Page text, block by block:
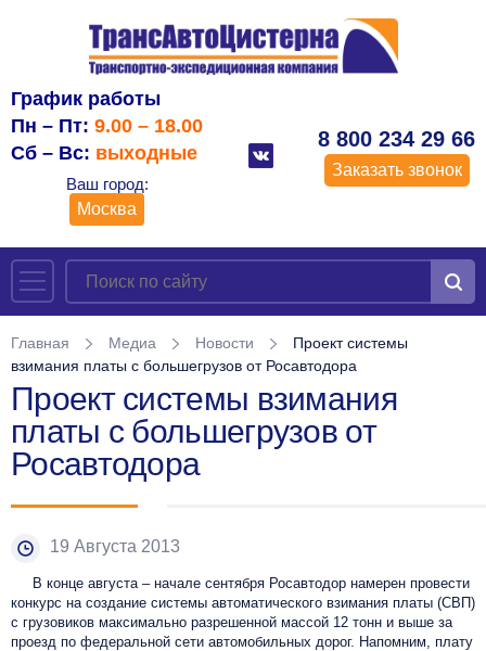
График работы
Пн – Пт: 9.00 – 18.00
Сб – Вс: выходные
Ваш город:
Москва
8 800 234 29 66
Заказать звонок
Главная Медиа Новости
Проект системы
взимания платы с большегрузов от Росавтодора
Проект системы взимания
платы с большегрузов от
Росавтодора
19 Августа 2013
В конце августа – начале сентября Росавтодор намерен провести
конкурс на создание системы автоматического взимания платы (СВП)
с грузовиков максимально разрешенной массой 12 тонн и выше за
проезд по федеральной сети автомобильных дорог. Напомним, плату